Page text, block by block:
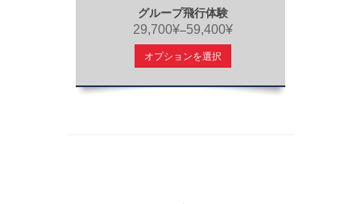
グループ飛行体験
29,700¥–59,400¥
オプションを選択